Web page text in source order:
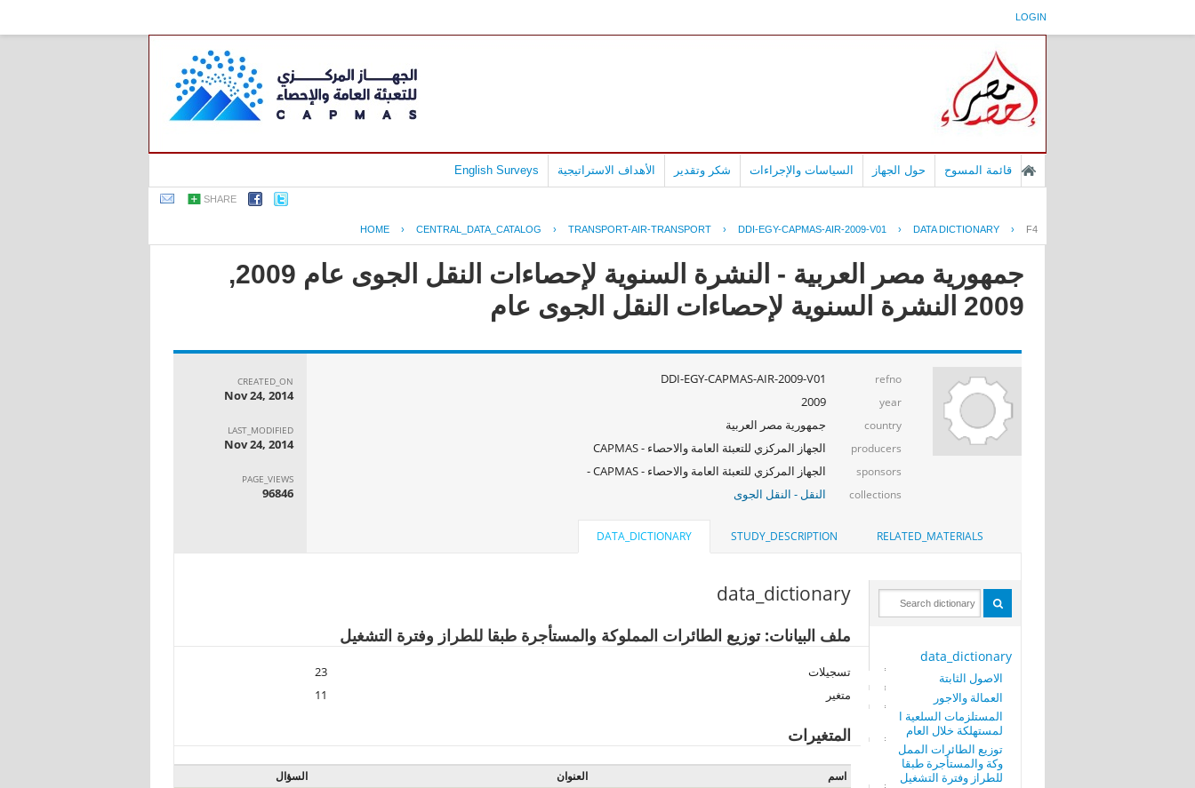
LOGIN
قائمة المسوح حول الجهاز السياسات والإجراءات شكر وتقدير الأهداف الاستراتيجية English Surveys
SHARE
HOME › CENTRAL_DATA_CATALOG › TRANSPORT-AIR-TRANSPORT › DDI-EGY-CAPMAS-AIR-2009-V01 › DATA DICTIONARY › F4
جمهورية مصر العربية - النشرة السنوية لإحصاءات النقل الجوى عام 2009,
2009 النشرة السنوية لإحصاءات النقل الجوى عام
refno
DDI-EGY-CAPMAS-AIR-2009-V01
year
2009
country جمهورية مصر العربية
producers الجهاز المركزي للتعبئة العامة والاحصاء - CAPMAS
sponsors الجهاز المركزي للتعبئة العامة والاحصاء - CAPMAS -
collections النقل - النقل الجوى
CREATED_ON
Nov 24, 2014
LAST_MODIFIED
Nov 24, 2014
PAGE_VIEWS
96846
RELATED_MATERIALS
STUDY_DESCRIPTION
DATA_DICTIONARY
data_dictionary
الاصول الثابتة
العمالة والاجور
المستلزمات السلعية ا
لمستهلكة خلال العام
توزيع الطائرات الممل
وكة والمستأجرة طبقا
للطراز وفترة التشغيل
data_dictionary
ملف البيانات: توزيع الطائرات المملوكة والمستأجرة طبقا للطراز وفترة التشغيل
تسجيلات
23
متغير
11
المتغيرات
اسم العنوان
السؤال